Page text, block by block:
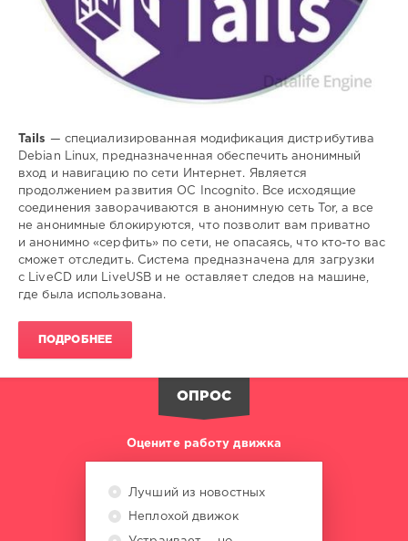
Tails — специализированная модификация дистрибутива
Debian Linux, предназначенная обеспечить анонимный
вход и навигацию по сети Интернет. Является
продолжением развития ОС Incognito. Все исходящие
соединения заворачиваются в анонимную сеть Tor, а все
не анонимные блокируются, что позволит вам приватно
и анонимно «серфить» по сети, не опасаясь, что кто-то вас
сможет отследить. Система предназначена для загрузки
с LiveCD или LiveUSB и не оставляет следов на машине,
где была использована.
ПОДРОБНЕЕ
ОПРОС
Оцените работу движка
Лучший из новостных
Неплохой движок